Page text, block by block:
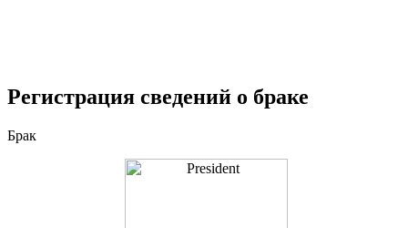
Регистрация сведений о браке
Брак